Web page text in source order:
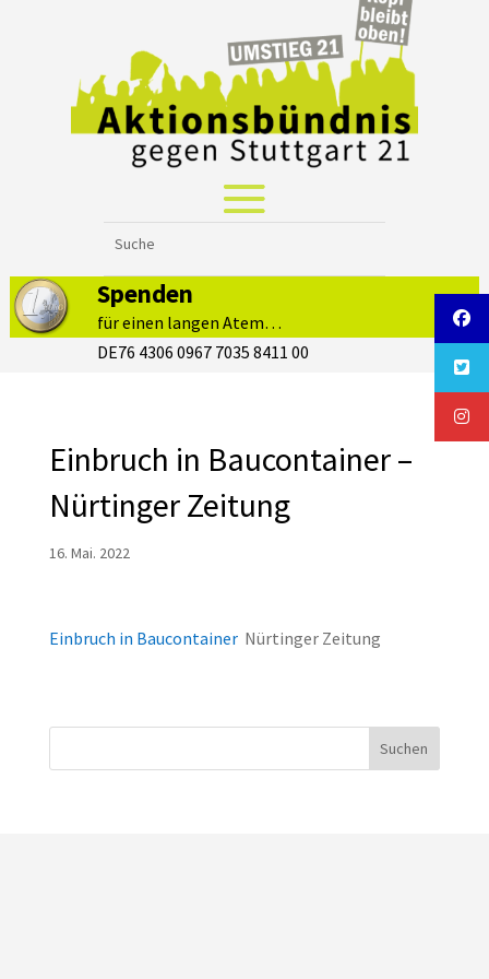
Spenden
für einen langen Atem…
DE76 4306 0967 7035 8411 00
Einbruch in Baucontainer –
Nürtinger Zeitung
16. Mai. 2022
Einbruch in Baucontainer Nürtinger Zeitung
Suchen